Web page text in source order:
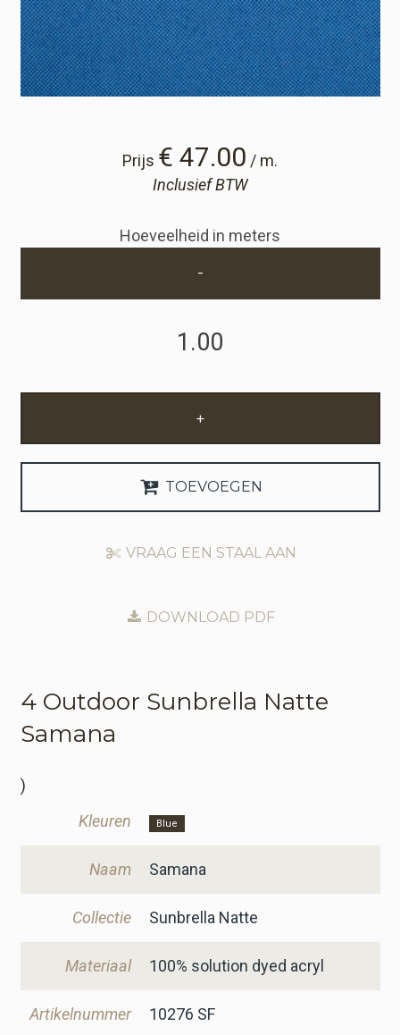
Prijs € 47.00 / m.
Inclusief BTW
Hoeveelheid in meters
-
+
TOEVOEGEN
VRAAG EEN STAAL AAN
DOWNLOAD PDF
4 Outdoor Sunbrella Natte
Samana
)
Kleuren
Blue
Naam Samana
Collectie Sunbrella Natte
Materiaal 100% solution dyed acryl
Artikelnummer 10276 SF
Winkelwagen
Winkelwagen
Staalaanvraag
Zakelijke Account Aanvragen